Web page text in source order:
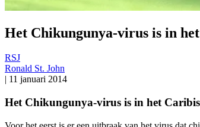
Het Chikungunya-virus is in
RSJ
Ronald St. John
| 11 januari 2014
Het Chikungunya-virus is in het